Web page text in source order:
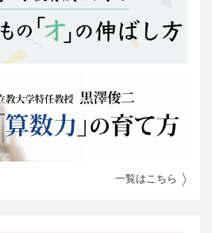
一覧はこちら